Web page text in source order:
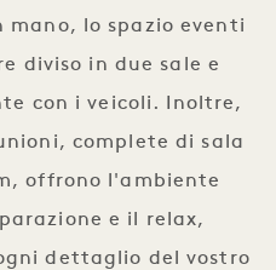
lo spazio eventi
diviso in due sale e
con i veicoli. Inoltre,
complete di sala
offrono l'ambiente
e il relax,
dettaglio del vostro